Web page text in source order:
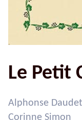
Le Petit
Alphonse Daudet
Corinne Simon